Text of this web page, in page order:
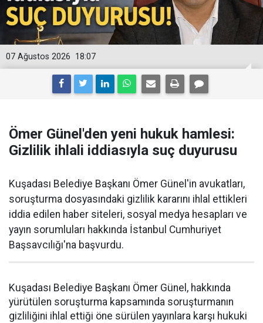
18:07
07 Ağustos 2026
Ömer Günel'den yeni hukuk hamlesi:
Gizlilik ihlali iddiasıyla suç duyurusu
Kuşadası Belediye Başkanı Ömer Günel'in avukatları,
soruşturma dosyasındaki gizlilik kararını ihlal ettikleri
iddia edilen haber siteleri, sosyal medya hesapları ve
yayın sorumluları hakkında İstanbul Cumhuriyet
Başsavcılığı'na başvurdu.
Kuşadası Belediye Başkanı Ömer Günel, hakkında
yürütülen soruşturma kapsamında soruşturmanın
gizliliğini ihlal ettiği öne sürülen yayınlara karşı hukuki